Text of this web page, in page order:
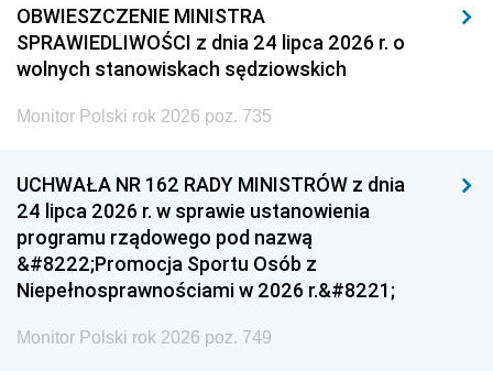
OBWIESZCZENIE MINISTRA
SPRAWIEDLIWOŚCI z dnia 24 lipca 2026 r. o
wolnych stanowiskach sędziowskich
Monitor Polski rok 2026 poz. 735
UCHWAŁA NR 162 RADY MINISTRÓW z dnia
24 lipca 2026 r. w sprawie ustanowienia
programu rządowego pod nazwą
&#8222;Promocja Sportu Osób z
Niepełnosprawnościami w 2026 r.&#8221;
Monitor Polski rok 2026 poz. 749